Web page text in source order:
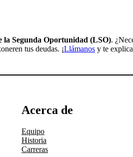
la Segunda Oportunidad (LSO).
tus deudas. ¡Llámanos y te
Acerca de
Equipo
Historia
Carreras